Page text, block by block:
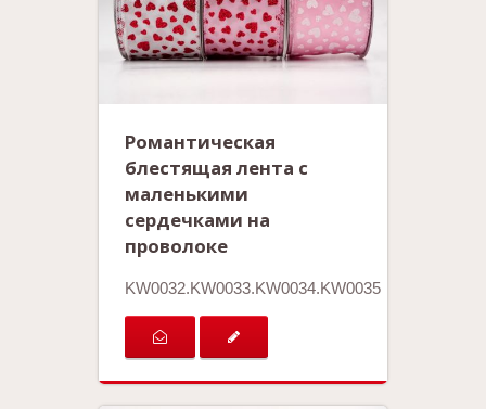
Романтическая
блестящая лента с
маленькими
сердечками на
проволоке
KW0032.KW0033.KW0034.KW0035